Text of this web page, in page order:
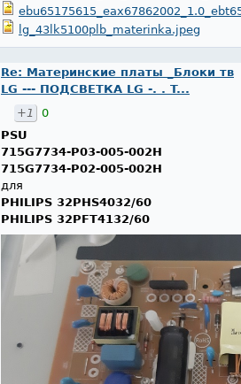
lg_43lk5100plb_materinka.jpeg
Re: Материнские платы _Блоки тв
LG --- ПОДСВЕТКА LG -. . T...
+1
0
PSU
715G7734-P03-005-002H
715G7734-P02-005-002H
для
PHILIPS 32PHS4032/60
PHILIPS 32PFT4132/60